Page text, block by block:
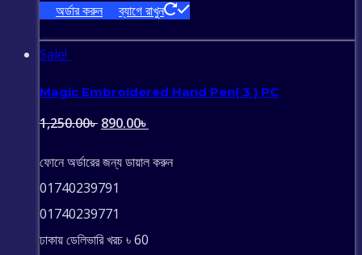
অর্ডার করুন ব্যাগে রাখুন
Sale!
Magic Embroidered Hand Pen( 3 ) PC
1,250.00৳ Original
was:
890.00৳
ফোনে অর্ডারের জন্য ডায়াল করুন
01740239791
01740239771
ঢাকায় ডেলিভারি খরচ ৳ 60